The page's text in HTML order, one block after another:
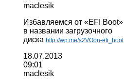
maclesik
Избавляемся от «EFI Boot»
в названии загрузочного
диска http://wp.me/s2VOon-efi_boot
18.07.2013
09:01
maclesik